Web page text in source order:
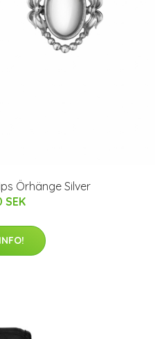
Örhänge Silver
SEK